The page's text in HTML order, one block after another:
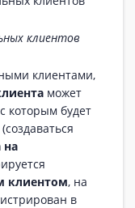
клиентов
клиентами,
может
которым будет
на
клиентом, на
в